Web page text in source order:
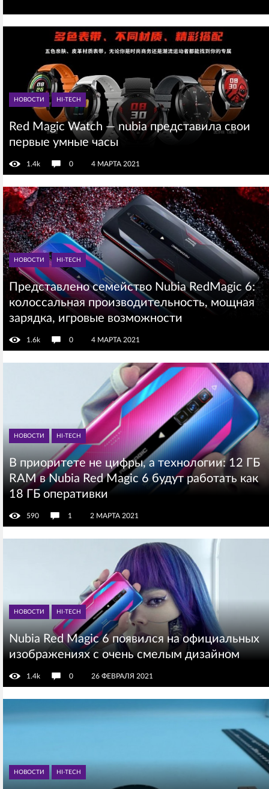
НОВОСТИ HI-TECH
Red Magic Watch — nubia представила свои
первые умные часы
1.4k 0 4 МАРТА 2021
НОВОСТИ HI-TECH
Представлено семейство Nubia RedMagic 6:
колоссальная производительность, мощная
зарядка, игровые возможности
1.6k 0 4 МАРТА 2021
НОВОСТИ HI-TECH
В приоритете не цифры, а технологии: 12 ГБ
RAM в Nubia Red Magic 6 будут работать как
18 ГБ оперативки
590 1 2 МАРТА 2021
НОВОСТИ HI-TECH
Nubia Red Magic 6 появился на официальных
изображениях с очень смелым дизайном
1.4k 0 26 ФЕВРАЛЯ 2021
НОВОСТИ HI-TECH